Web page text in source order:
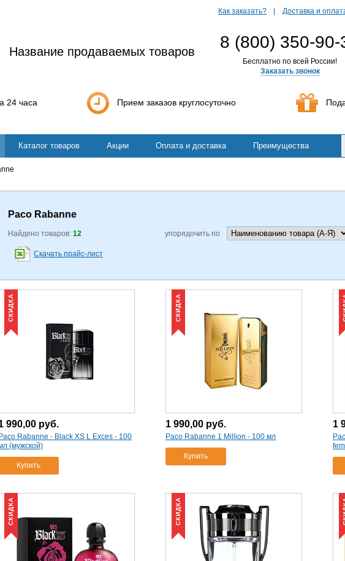
Как заказать? Доставка и
Название продаваемых товаров 8 (800) 350-90-
Бесплатно по всей России!
Заказать звонок
24 часа Прием заказов круглосуточно
Каталог товаров Акции Оплата и доставка Преимущества
Paco Rabanne
Найдено товаров: 12 упорядочить по
Скачать прайс-лист
СКИДКА
990,00 руб.
Paco Rabanne - Black XS L Exces - 100
(мужской)
Купить
СКИДКА
1 990,00 руб.
Paco Rabanne 1 Million - 100 мл
Купить
1
СКИДКА СКИДКА